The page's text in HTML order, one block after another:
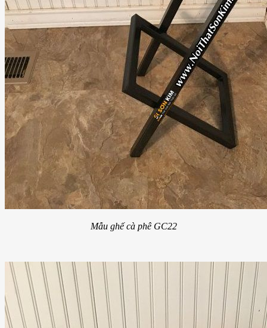
Mẫu ghế cà phê GC22